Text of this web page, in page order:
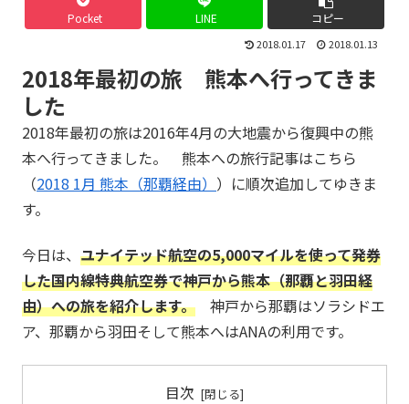
Pocket LINE コピー
2018.01.17 2018.01.13
2018年最初の旅 熊本へ行ってきま
した
2018年最初の旅は2016年4月の大地震から復興中の熊
本へ行ってきました。 熊本への旅行記事はこちら
（2018 1月 熊本（那覇経由） ）に順次追加してゆきま
す。
今日は、 ユナイテッド航空の5,000マイルを使って発券
した国内線特典航空券で神戸から熊本（那覇と羽田経
由）への旅を紹介します。 神戸から那覇はソラシドエ
ア、那覇から羽田そして熊本へはANAの利用です。
目次